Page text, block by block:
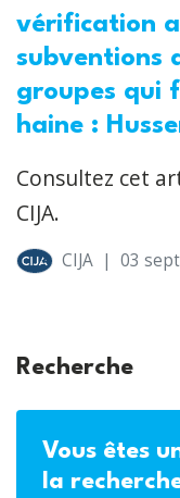
vérification
subventions
groupes qui
haine :
Consultez cet
CIJA.
CIJA | 03
Recherche
Vous êtes
la